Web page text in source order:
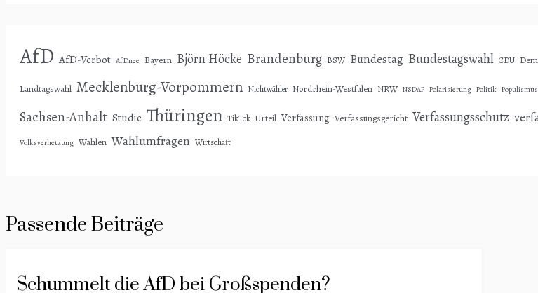
AfD AfD-Verbot AfDnee Bayern Björn Höcke Brandenburg BSW Bundestag Bundestagswahl CDU
Landtagswahl Mecklenburg-Vorpommern Nichtwähler Nordrhein-Westfalen NRW NSDAP Polarisierung Politik Populismus
Sachsen-Anhalt Studie Thüringen TikTok Urteil Verfassung Verfassungsgericht Verfassungsschutz
Volksverhetzung Wahlen Wahlumfragen Wirtschaft
Passende Beiträge
Schummelt die AfD bei Großspenden?